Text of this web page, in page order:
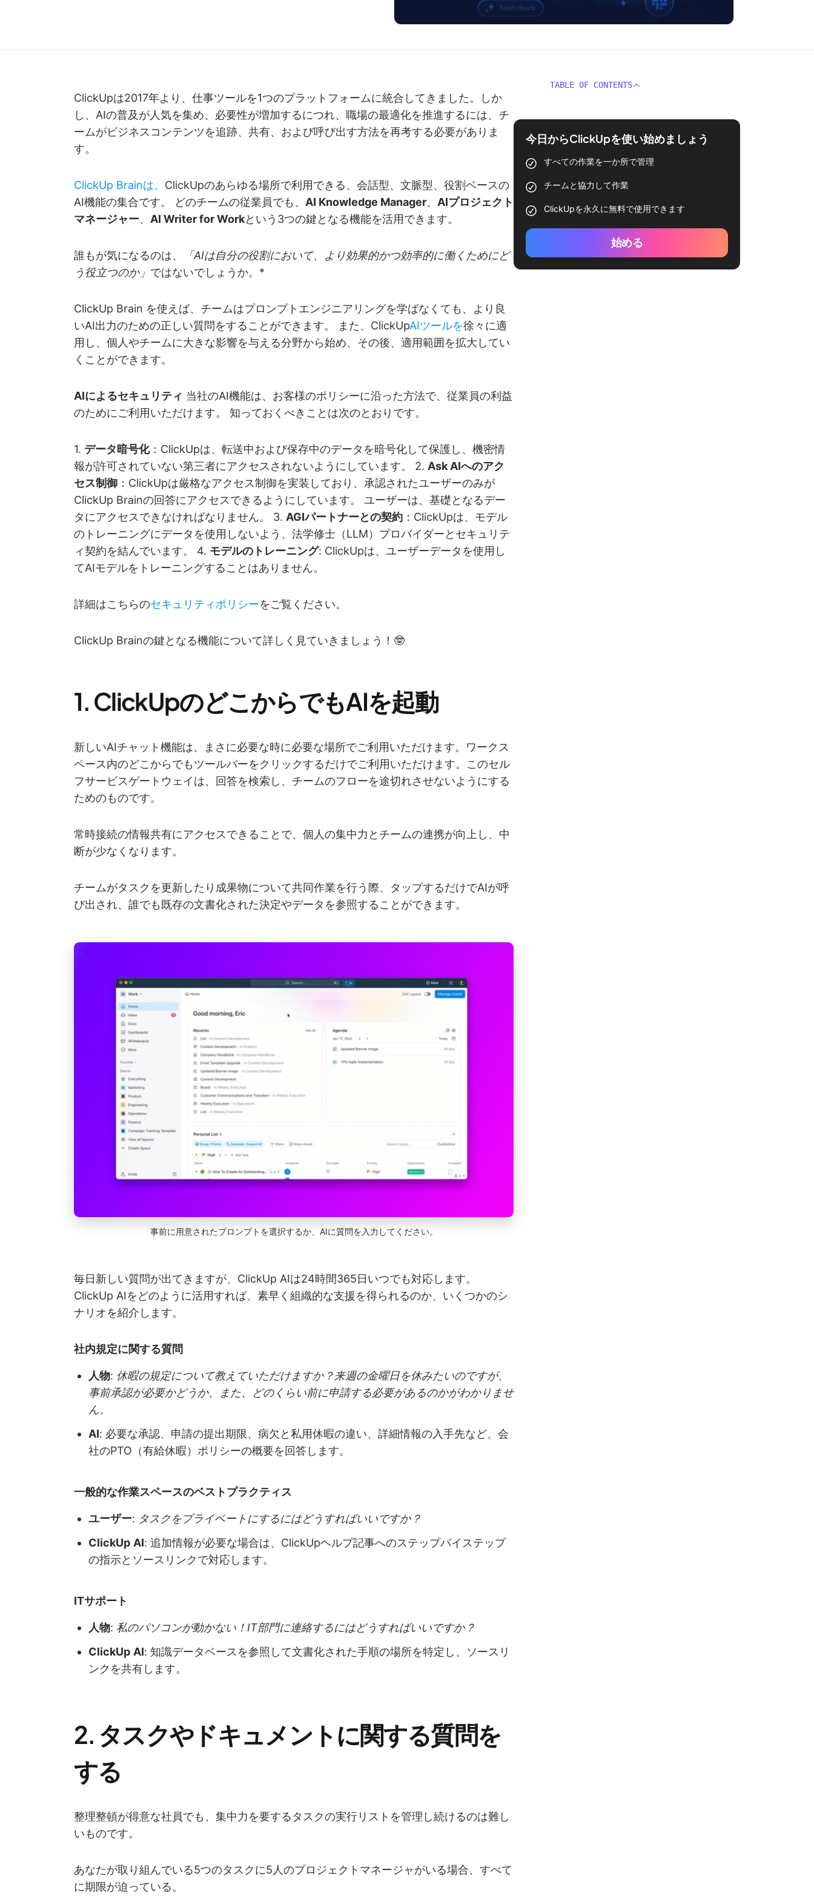
ClickUpは2017年より、仕事ツールを1つのプラットフォームに統合してきました。しか
し、AIの普及が人気を集め、必要性が増加するにつれ、職場の最適化を推進するには、チ
ームがビジネスコンテンツを追跡、共有、および呼び出す方法を再考する必要がありま
す。
ClickUp Brainは、 ClickUpのあらゆる場所で利用できる、会話型、文脈型、役割ベースの
AI機能の集合です。 どのチームの従業員でも、 AI Knowledge Manager、 AIプロジェクト
マネージャー、 AI Writer for Workという3つの鍵となる機能を活用できます。
誰もが気になるのは、
「AIは自分の役割において、より効果的かつ効率的に働くためにど
う役立つのか」 ではないでしょうか。*
ClickUp Brain を使えば、チームはプロンプトエンジニアリングを学ばなくても、より良
いAI出力のための正しい質問をすることができます。 また、ClickUpAIツールを徐々に適
用し、個人やチームに大きな影響を与える分野から始め、その後、適用範囲を拡大してい
くことができます。
AIによるセキュリティ 当社のAI機能は、お客様のポリシーに沿った方法で、従業員の利益
のためにご利用いただけます。 知っておくべきことは次のとおりです。
1. データ暗号化：ClickUpは、転送中および保存中のデータを暗号化して保護し、機密情
報が許可されていない第三者にアクセスされないようにしています。 2. Ask AIへのアク
セス制御 ：ClickUpは厳格なアクセス制御を実装しており、承認されたユーザーのみが
ClickUp Brainの回答にアクセスできるようにしています。 ユーザーは、基礎となるデー
タにアクセスできなければなりません。 3. AGIパートナーとの契約 ：ClickUpは、モデル
のトレーニングにデータを使用しないよう、法学修士（LLM）プロバイダーとセキュリテ
ィ契約を結んでいます。 4. モデルのトレーニング: ClickUpは、ユーザーデータを使用し
てAIモデルをトレーニングすることはありません。
詳細はこちらのセキュリティポリシーをご覧ください。
ClickUp Brainの鍵となる機能について詳しく見ていきましょう！🤓
1. ClickUpのどこからでもAIを起動
新しいAIチャット機能は、まさに必要な時に必要な場所でご利用いただけます。ワークス
ペース内のどこからでもツールバーをクリックするだけでご利用いただけます。このセル
フサービスゲートウェイは、回答を検索し、チームのフローを途切れさせないようにする
ためのものです。
常時接続の情報共有にアクセスできることで、個人の集中力とチームの連携が向上し、中
断が少なくなります。
チームがタスクを更新したり成果物について共同作業を行う際、タップするだけでAIが呼
び出され、誰でも既存の文書化された決定やデータを参照することができます。
事前に用意されたプロンプトを選択するか、AIに質問を入力してください。
毎日新しい質問が出てきますが、ClickUp AIは24時間365日いつでも対応します。
ClickUp AIをどのように活用すれば、素早く組織的な支援を得られるのか、いくつかのシ
ナリオを紹介します。
社内規定に関する質問
人物: 休暇の規定について教えていただけますか？来週の金曜日を休みたいのですが、
事前承認が必要かどうか、また、どのくらい前に申請する必要があるのかがわかりませ
ん。
AI: 必要な承認、申請の提出期限、病欠と私用休暇の違い、詳細情報の入手先など、会
社のPTO（有給休暇）ポリシーの概要を回答します。
一般的な作業スペースのベストプラクティス
ユーザー: タスクをプライベートにするにはどうすればいいですか？
ClickUp AI: 追加情報が必要な場合は、ClickUpヘルプ記事へのステップバイステップ
の指示とソースリンクで対応します。
ITサポート
人物: 私のパソコンが動かない！IT部門に連絡するにはどうすればいいですか？
ClickUp AI: 知識データベースを参照して文書化された手順の場所を特定し、ソースリ
ンクを共有します。
2. タスクやドキュメントに関する質問を
する
整理整頓が得意な社員でも、集中力を要するタスクの実行リストを管理し続けるのは難し
いものです。
あなたが取り組んでいる5つのタスクに5人のプロジェクトマネージャがいる場合、すべて
に期限が迫っている。
TABLE OF CONTENTS
今日からClickUpを使い始めましょう
すべての作業を一か所で管理
チームと協力して作業
ClickUpを永久に無料で使用できます
始める